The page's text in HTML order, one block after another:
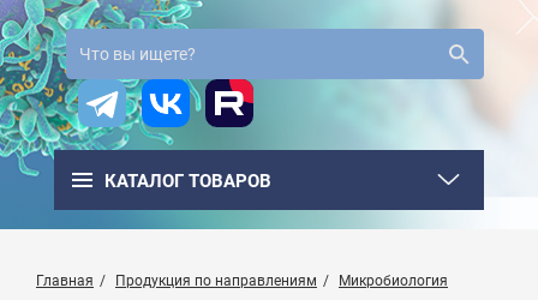
КАТАЛОГ ТОВАРОВ
Главная Продукция по направлениям
Микробиология